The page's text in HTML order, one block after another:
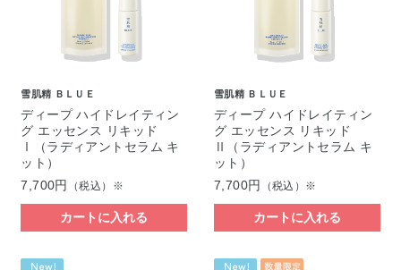
雪肌精 ＢＬＵＥ
ディープ ハイドレイティン
グ エッセンス リキッド
Ⅰ（ラディアントセラム キ
ット）
7,700円
（税込）※
カートに入れる
雪肌精 ＢＬＵＥ
ディープ ハイドレイティン
グ エッセンス リキッド
Ⅱ（ラディアントセラム キ
ット）
7,700円
（税込）※
カートに入れる